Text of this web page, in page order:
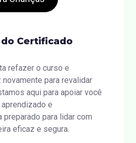
Certificado
refazer o curso e
para revalidar
aqui para apoiar você
e
preparado para lidar com
eficaz e segura.